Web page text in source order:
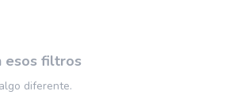
esos filtros
diferente.